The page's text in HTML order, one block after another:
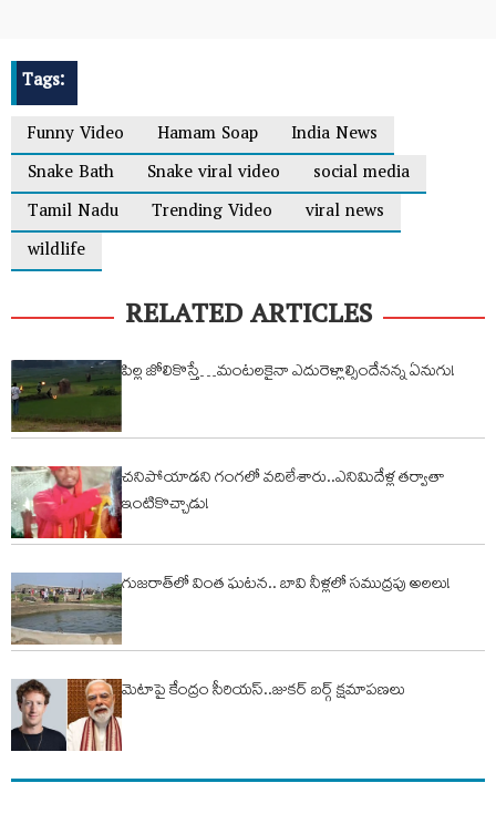
Tags:
Funny Video
Hamam Soap
India News
Snake Bath
Snake viral video
social media
Tamil Nadu
Trending Video
viral news
wildlife
RELATED ARTICLES
పిల్ల జోలికొస్తే…మంటలకైనా ఎదురెళ్లాల్సిందేనన్న ఏనుగు!
చనిపోయాడని గంగలో వదిలేశారు..ఎనిమిదేళ్ల తర్వాతా
ఇంటికొచ్చాడు!
గుజరాత్‌లో వింత ఘటన.. బావి నీళ్లలో సముద్రపు అలలు!
మెటాపై కేంద్రం సీరియస్..జుకర్ బర్గ్ క్షమాపణలు